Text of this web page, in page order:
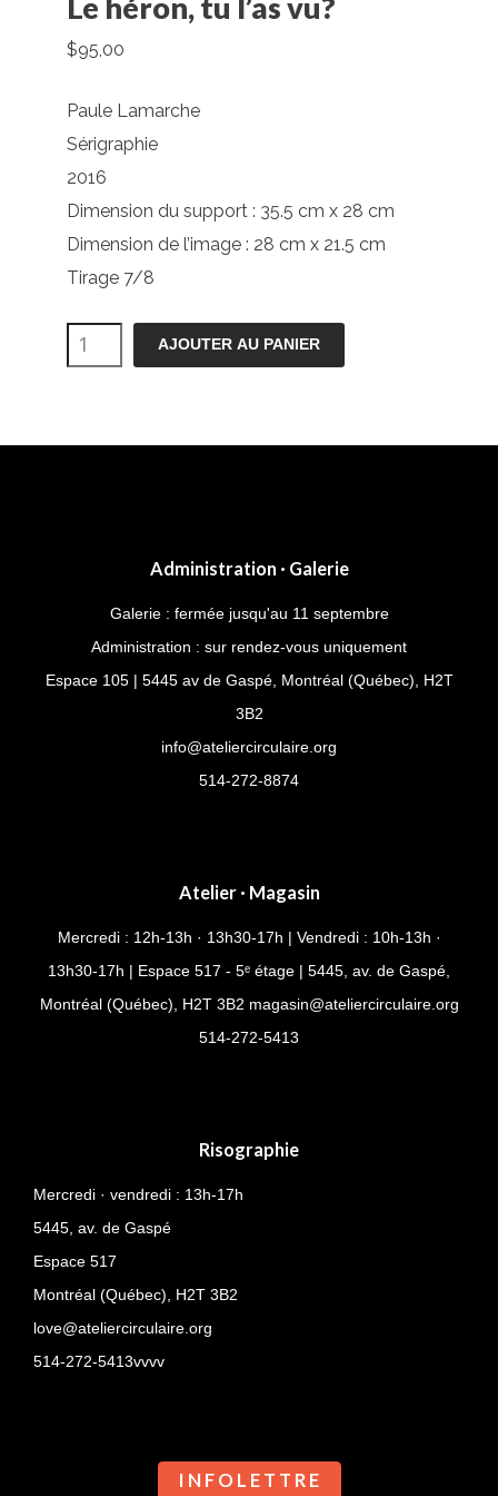
$95,00
Paule Lamarche
Sérigraphie
2016
Dimension du support : 35.5 cm x 28 cm
Dimension de l’image : 28 cm x 21.5 cm
Tirage 7/8
quantité
de
héron,
AJOUTER AU PANIER
Administration · Galerie
Galerie : fermée jusqu'au 11 septembre
Administration : sur rendez-vous uniquement
Espace 105 | 5445 av de Gaspé, Montréal (Québec), H2T
3B2
info@ateliercirculaire.org
514-272-8874
Atelier · Magasin
Mercredi : 12h-13h · 13h30-17h | Vendredi : 10h-13h ·
13h30-17h | Espace 517 - 5ᵉ étage | 5445, av. de Gaspé,
Montréal (Québec), H2T 3B2 magasin@ateliercirculaire.org
514-272-5413
Risographie
Mercredi · vendredi : 13h-17h
5445, av. de Gaspé
Espace 517
Montréal (Québec), H2T 3B2
love@ateliercirculaire.org
514-272-5413vvvv
I N F O L E T T R E